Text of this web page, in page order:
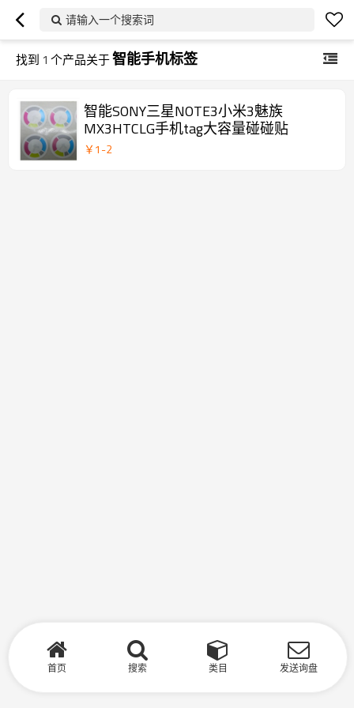
请输入一个搜索词
找到 1 个产品关于智能手机标签
智能SONY三星NOTE3小米3魅族
MX3HTCLG手机tag大容量碰碰贴
￥1-2
首页 搜索 类目 发送询盘